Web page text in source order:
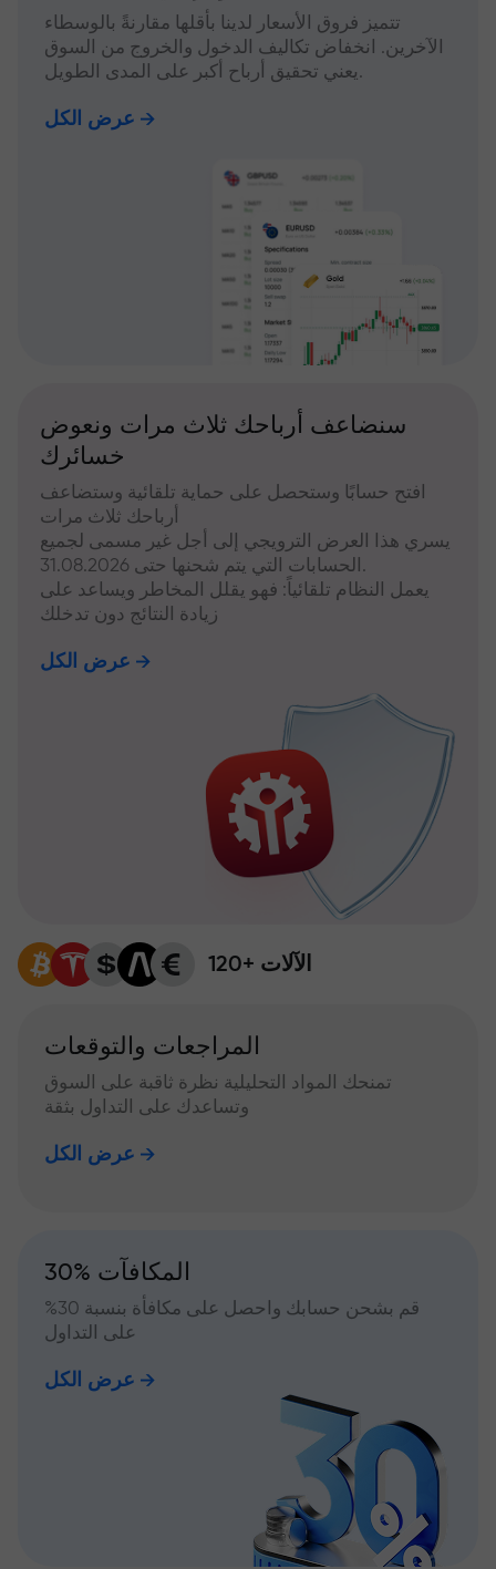
تتميز فروق الأسعار لدينا بأقلها مقارنةً بالوسطاء
الآخرين. انخفاض تكاليف الدخول والخروج من السوق
يعني تحقيق أرباح أكبر على المدى الطويل.
عرض الكل
سنضاعف أرباحك ثلاث مرات ونعوض
خسائرك
افتح حسابًا وستحصل على حماية تلقائية وستضاعف
أرباحك ثلاث مرات
يسري هذا العرض الترويجي إلى أجل غير مسمى لجميع
الحسابات التي يتم شحنها حتى 31.08.2026.
يعمل النظام تلقائياً: فهو يقلل المخاطر ويساعد على
زيادة النتائج دون تدخلك
عرض الكل
120+ الآلات
المراجعات والتوقعات
تمنحك المواد التحليلية نظرة ثاقبة على السوق
وتساعدك على التداول بثقة
عرض الكل
30% المكافآت
قم بشحن حسابك واحصل على مكافأة بنسبة 30%
على التداول
عرض الكل